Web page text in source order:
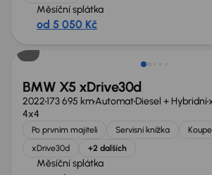
Měsíční splátka
od 5 050 Kč
Zlevněno o 30 000 Kč
BMW X5 xDrive30d
2022173 695 kmAutomatDiesel + Hybridní
4x4
Po prvním majiteli Servisní knížka
xDrive30d
+2 dalších
Měsíční splátka